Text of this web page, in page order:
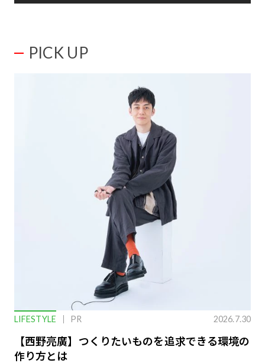
PICK UP
LIFESTYLE PR 2026.7.30
【西野亮廣】つくりたいものを追求できる環境の
作り方とは